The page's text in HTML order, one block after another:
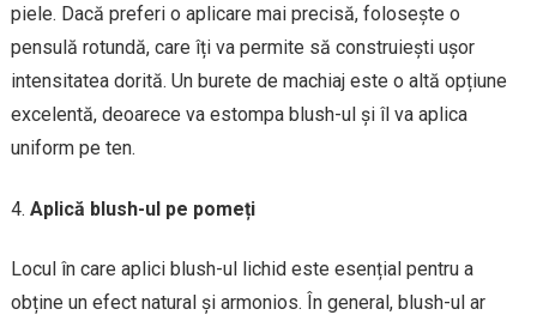
piele. Dacă preferi o aplicare mai precisă, folosește o
pensulă rotundă, care îți va permite să construiești ușor
intensitatea dorită. Un burete de machiaj este o altă opțiune
excelentă, deoarece va estompa blush-ul și îl va aplica
uniform pe ten.
Aplică blush-ul pe pomeți
Locul în care aplici blush-ul lichid este esențial pentru a
obține un efect natural și armonios. În general, blush-ul ar